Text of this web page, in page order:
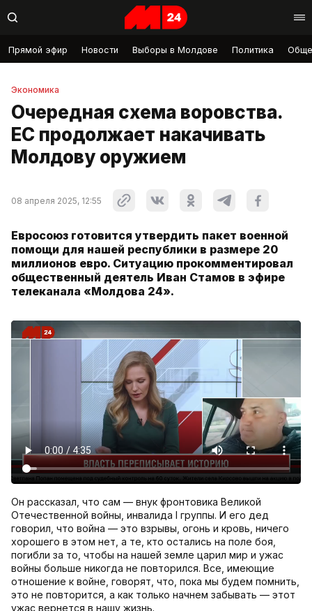
Прямой эфир Новости Выборы в Молдове Политика
Экономика
Очередная схема воровства.
ЕС продолжает накачивать
Молдову оружием
08 апреля 2025, 12:55
Евросоюз готовится утвердить пакет военной
помощи для нашей республики в размере 20
миллионов евро. Ситуацию прокомментировал
общественный деятель Иван Стамов в эфире
телеканала «Молдова 24».
Он рассказал, что сам — внук фронтовика Великой
Отечественной войны, инвалида I группы. И его дед
говорил, что война — это взрывы, огонь и кровь, ничего
хорошего в этом нет, а те, кто остались на поле боя,
погибли за то, чтобы на нашей земле царил мир и ужас
войны больше никогда не повторился. Все, имеющие
отношение к войне, говорят, что, пока мы будем помнить,
это не повторится, а как только начнем забывать — этот
ужас вернется в нашу жизнь.